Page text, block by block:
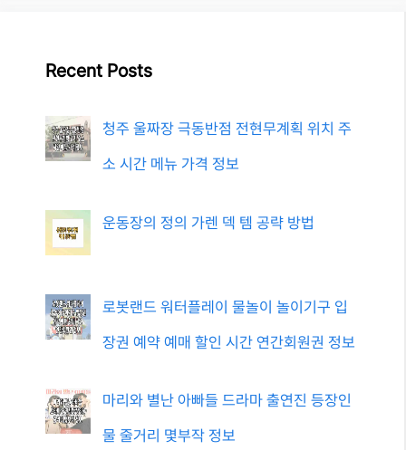
Recent Posts
청주 울짜장 극동반점 전현무계획 위치 주
소 시간 메뉴 가격 정보
운동장의 정의 가렌 덱 템 공략 방법
로봇랜드 워터플레이 물놀이 놀이기구 입
장권 예약 예매 할인 시간 연간회원권 정보
마리와 별난 아빠들 드라마 출연진 등장인
물 줄거리 몇부작 정보